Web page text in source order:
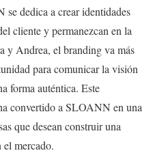
dedica a crear identidades
cliente y permanezcan en la
y Andrea, el branding va más
para comunicar la visión
forma auténtica. Este
convertido a SLOANN en una
que desean construir una
mercado.